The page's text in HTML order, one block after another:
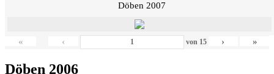
Döben 2007
« ‹ von 15 › »
Döben 2006